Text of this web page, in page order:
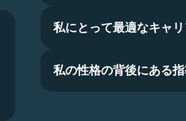
私にとって最適なキャ
私の性格の背後にある